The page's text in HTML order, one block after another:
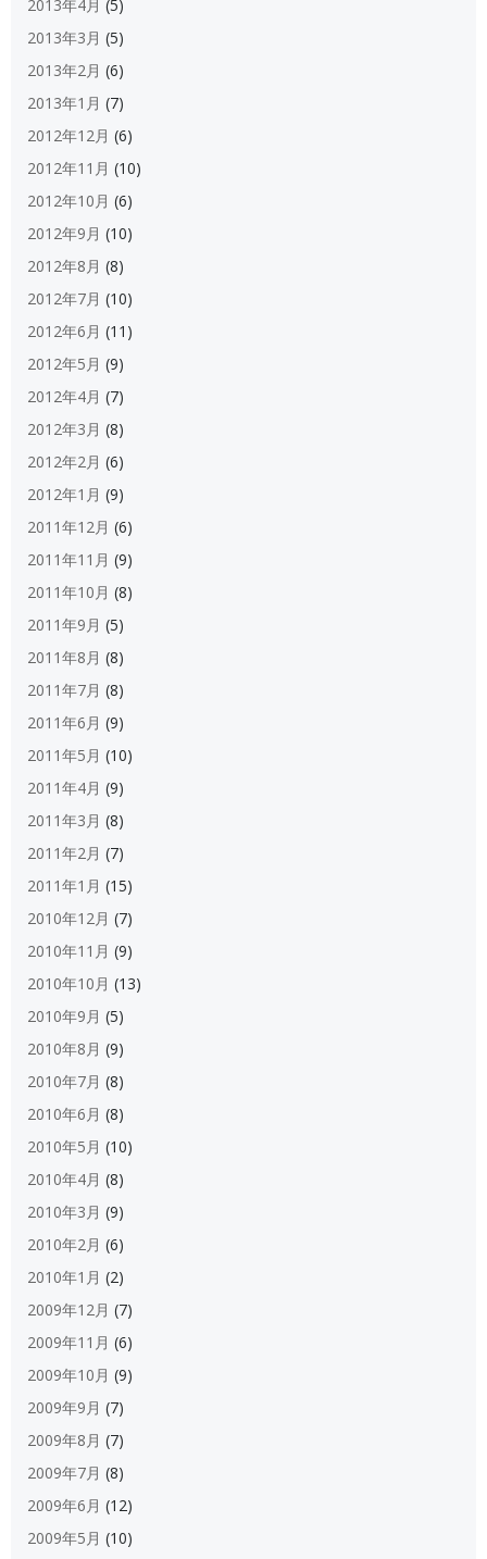
2013年4月 (5)
2013年3月 (5)
2013年2月 (6)
2013年1月 (7)
2012年12月 (6)
2012年11月 (10)
2012年10月 (6)
2012年9月 (10)
2012年8月 (8)
2012年7月 (10)
2012年6月 (11)
2012年5月 (9)
2012年4月 (7)
2012年3月 (8)
2012年2月 (6)
2012年1月 (9)
2011年12月 (6)
2011年11月 (9)
2011年10月 (8)
2011年9月 (5)
2011年8月 (8)
2011年7月 (8)
2011年6月 (9)
2011年5月 (10)
2011年4月 (9)
2011年3月 (8)
2011年2月 (7)
2011年1月 (15)
2010年12月 (7)
2010年11月 (9)
2010年10月 (13)
2010年9月 (5)
2010年8月 (9)
2010年7月 (8)
2010年6月 (8)
2010年5月 (10)
2010年4月 (8)
2010年3月 (9)
2010年2月 (6)
2010年1月 (2)
2009年12月 (7)
2009年11月 (6)
2009年10月 (9)
2009年9月 (7)
2009年8月 (7)
2009年7月 (8)
2009年6月 (12)
2009年5月 (10)